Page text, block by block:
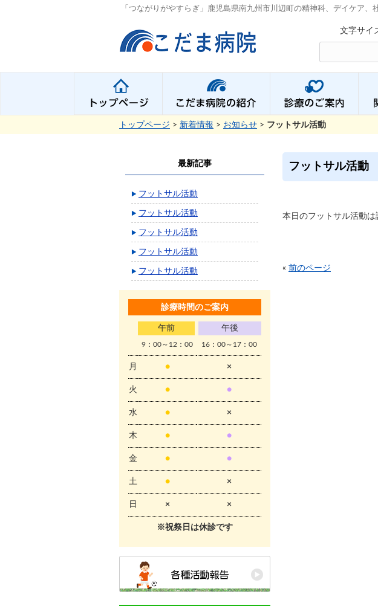
「つながりがやすらぎ」鹿児島県南九州市川辺町の精神科、デイケア
文字サイ
トップページ > 新着情報 > お知らせ > フットサル活動
フットサル活動
本日のフットサル活動
« 前のページ
最新記事
フットサル活動
フットサル活動
フットサル活動
フットサル活動
フットサル活動
診療時間のご案内
午前 午後
9：00～12：00 16：00～17：00
月 ● ×
火 ● ●
水 ● ×
木 ● ●
金 ● ●
土 ● ×
日 × ×
※祝祭日は休診です